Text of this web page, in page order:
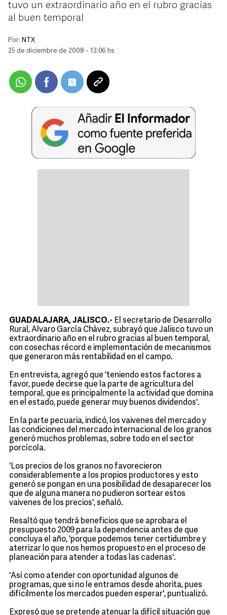
tuvo un extraordinario año en el rubro gracias
al buen temporal
Por: NTX
25 de diciembre de 2008 - 13:06 hs
GUADALAJARA, JALISCO.- El secretario de Desarrollo
Rural, Alvaro García Chávez, subrayó que Jalisco tuvo un
extraordinario año en el rubro gracias al buen temporal,
con cosechas récord e implementación de mecanismos
que generaron más rentabilidad en el campo.
En entrevista, agregó que 'teniendo estos factores a
favor, puede decirse que la parte de agricultura del
temporal, que es principalmente la actividad que domina
en el estado, puede generar muy buenos dividendos'.
En la parte pecuaria, indicó, los vaivenes del mercado y
las condiciones del mercado internacional de los granos
generó muchos problemas, sobre todo en el sector
porcícola.
'Los precios de los granos no favorecieron
considerablemente a los propios productores y esto
generó se pongan en una posibilidad de desaparecer los
que de alguna manera no pudieron sortear estos
vaivenes de los precios', señaló.
Resaltó que tendrá beneficios que se aprobara el
presupuesto 2009 para la dependencia antes de que
concluya el año, 'porque podemos tener certidumbre y
aterrizar lo que nos hemos propuesto en el proceso de
planeación para atender a todas las cadenas'.
'Así como atender con oportunidad algunos de
programas, que si no le entramos desde ahorita, pues
difícilmente los mercados pueden esperar', puntualizó.
Expresó que se pretende atenuar la difícil situación que